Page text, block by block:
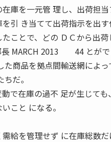
庫を一元管 理し、出荷担
引 き当てて出荷指示を出す
ことで、どの ＤＣから出
MARCH 2013 44 とがで
た商品を拠点間輸送網によ
だ。
で在庫の過不 足が生じて
こと になる。
給を管理せず に在庫総数